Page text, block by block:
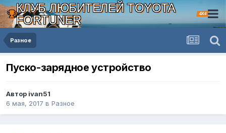
КЛУБ ЛЮБИТЕЛЕЙ TOYOTA
FORTUNER
4X4
Разное
Пуско-зарядное устройство
Автор ivan51
6 мая, 2017 в Разное